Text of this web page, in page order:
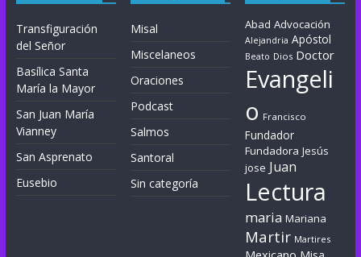
Transfiguración
del Señor
Basílica Santa
María la Mayor
San Juan María
Vianney
San Asprenato
Eusebio
Misal
Miscelaneos
Oraciones
Podcast
Salmos
Santoral
Sin categoría
Abad Advocación
Alejandria Apóstol
Beato Dios Doctor
Evangeli
o Francisco
Fundador
Fundadora Jesús
jose Juan
Lectura
maria Mariana
Martir Martires